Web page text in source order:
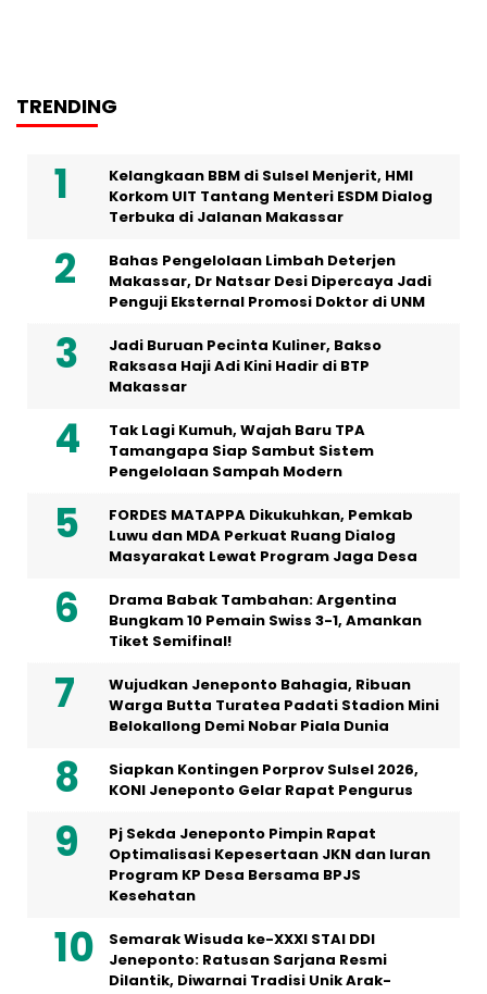
TRENDING
Kelangkaan BBM di Sulsel Menjerit, HMI
Korkom UIT Tantang Menteri ESDM Dialog
Terbuka di Jalanan Makassar
Bahas Pengelolaan Limbah Deterjen
Makassar, Dr Natsar Desi Dipercaya Jadi
Penguji Eksternal Promosi Doktor di UNM
Jadi Buruan Pecinta Kuliner, Bakso
Raksasa Haji Adi Kini Hadir di BTP
Makassar
Tak Lagi Kumuh, Wajah Baru TPA
Tamangapa Siap Sambut Sistem
Pengelolaan Sampah Modern
FORDES MATAPPA Dikukuhkan, Pemkab
Luwu dan MDA Perkuat Ruang Dialog
Masyarakat Lewat Program Jaga Desa
Drama Babak Tambahan: Argentina
Bungkam 10 Pemain Swiss 3-1, Amankan
Tiket Semifinal!
Wujudkan Jeneponto Bahagia, Ribuan
Warga Butta Turatea Padati Stadion Mini
Belokallong Demi Nobar Piala Dunia
Siapkan Kontingen Porprov Sulsel 2026,
KONI Jeneponto Gelar Rapat Pengurus
Pj Sekda Jeneponto Pimpin Rapat
Optimalisasi Kepesertaan JKN dan Iuran
Program KP Desa Bersama BPJS
Kesehatan
Semarak Wisuda ke-XXXI STAI DDI
Jeneponto: Ratusan Sarjana Resmi
Dilantik, Diwarnai Tradisi Unik Arak-